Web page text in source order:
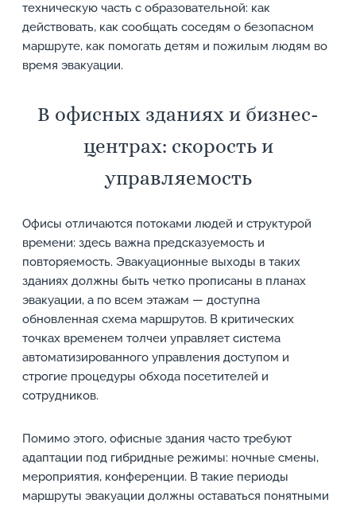
техническую часть с образовательной: как
действовать, как сообщать соседям о безопасном
маршруте, как помогать детям и пожилым людям во
время эвакуации.
В офисных зданиях и бизнес-
центрах: скорость и
управляемость
Офисы отличаются потоками людей и структурой
времени: здесь важна предсказуемость и
повторяемость. Эвакуационные выходы в таких
зданиях должны быть четко прописаны в планах
эвакуации, а по всем этажам — доступна
обновленная схема маршрутов. В критических
точках временем толчеи управляет система
автоматизированного управления доступом и
строгие процедуры обхода посетителей и
сотрудников.
Помимо этого, офисные здания часто требуют
адаптации под гибридные режимы: ночные смены,
мероприятия, конференции. В такие периоды
маршруты эвакуации должны оставаться понятными